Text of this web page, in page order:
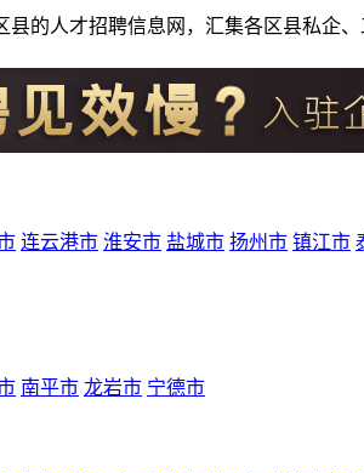
县的人才招聘信息网，汇集各区县私
连云港市 淮安市 盐城市 扬州市 镇江市
南平市 龙岩市 宁德市